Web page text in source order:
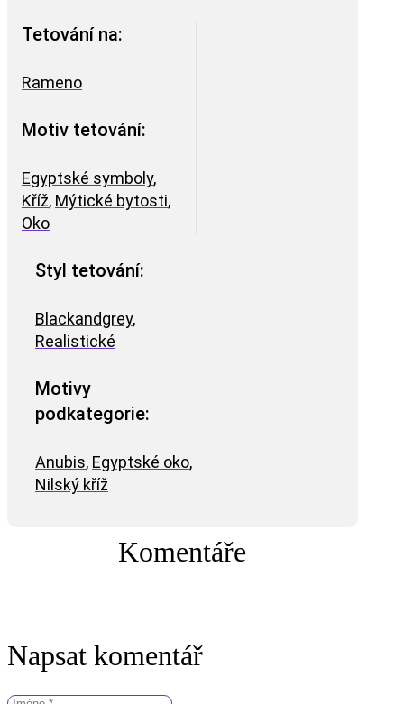
Tetování na:
Rameno
Motiv tetování:
Egyptské symboly,
Kříž, Mýtické bytosti,
Oko
Styl tetování:
Blackandgrey,
Realistické
Motivy
podkategorie:
Anubis, Egyptské oko,
Nilský kříž
Komentáře
Napsat komentář